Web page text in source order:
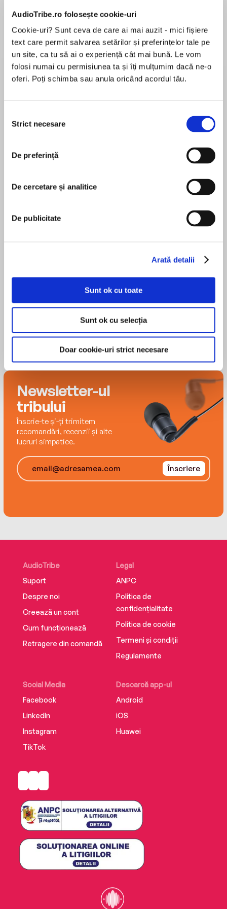
AudioTribe.ro folosește cookie-uri
Cookie-uri? Sunt ceva de care ai mai auzit - mici fișiere
text care permit salvarea setărilor și preferințelor tale pe
un site, ca tu să ai o experiență cât mai bună. Le vom
folosi numai cu permisiunea ta și îți mulțumim dacă ne-o
oferi. Poți schimba sau anula oricând acordul tău.
consimțământului
Strict necesare
De preferință
De cercetare și analitice
De publicitate
Arată detalii
Sunt ok cu toate
Sunt ok cu selecția
Doar cookie-uri strict necesare
Desprecarte
Part of the acclaimed Eminent Lives series,
Machiavelli is a superb portrait of the brilliant
and revolutionary political philosopher—history’s
embodied. Ross King, the New York Times
argues that the author of The Prince was a far
more complex and sympathetic character than
MAI MULT
pentru această carte
Ross King is the author of the New York Times
and Brunelleschi's Dome as well as several novels.
Newsletter-ul
tribului
Înscrie-te și-ți trimitem
recomandări, recenzii și alte
lucruri simpatice.
Înscriere
AudioTribe
Suport
Despre noi
Creează un cont
Cum funcționează
Retragere din comandă
Social Media
Facebook
LinkedIn
Instagram
TikTok
Descarcă app-ul
Android
iOS
Huawei
Legal
ANPC
Politica de
confidențialitate
Politica de cookie
Termeni și condiții
Regulamente